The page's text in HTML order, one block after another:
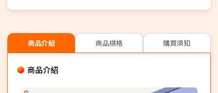
商品介紹 商品規格 購買須知
商品介紹